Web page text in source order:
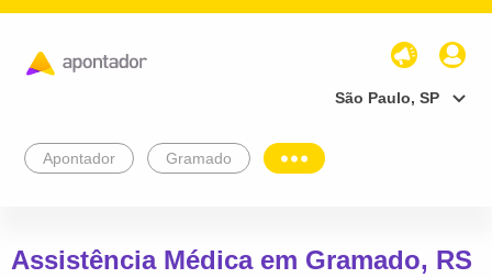
São Paulo, SP
Apontador Gramado
Assistência Médica em Gramado, RS